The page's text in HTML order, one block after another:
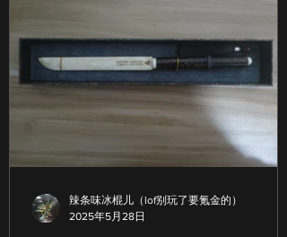
起點。比如說： 日常對話 ：朋友間的吐
槽、家人間的爭吵，甚至路人間的偶遇，
都能成為角色互動的靈感來源。 街頭風景
：一個不起眼的咖啡館、一條安靜的小
巷，甚至是公園裡的長椅，都能激發場景
描寫的靈感。 音樂和電影 ：聽著某首歌
頭讓你想像另一種結局。 這些看似平凡的
元素，經過你的想像力加工，就能變成獨
辣条味冰棍儿（lof别玩了要氪金的）
2025年5月28日